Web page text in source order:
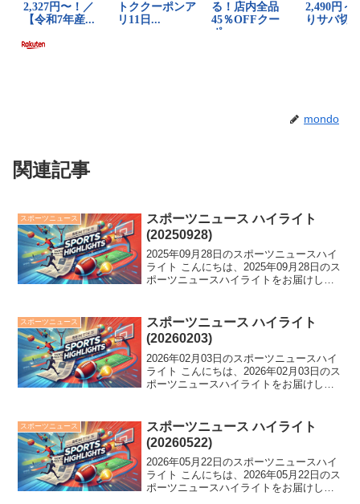
mondo
関連記事
スポーツニュース
スポーツニュース ハイライト
(20250928)
2025年09月28日のスポーツニュースハイ
ライト こんにちは、2025年09月28日のス
ポーツニュースハイライトをお届けしま
センバツ絶望的事態も。さらにJ1では...
スポーツニュース
スポーツニュース ハイライト
(20260203)
2026年02月03日のスポーツニュースハイ
ライト こんにちは、2026年02月03日のス
ポーツニュースハイライトをお届けしま
を告白。マラソンでの黒田朝日の強さに
迫り...
スポーツニュース
スポーツニュース ハイライト
(20260522)
2026年05月22日のスポーツニュースハイ
ライト こんにちは、2026年05月22日のス
ポーツニュースハイライトをお届けしま